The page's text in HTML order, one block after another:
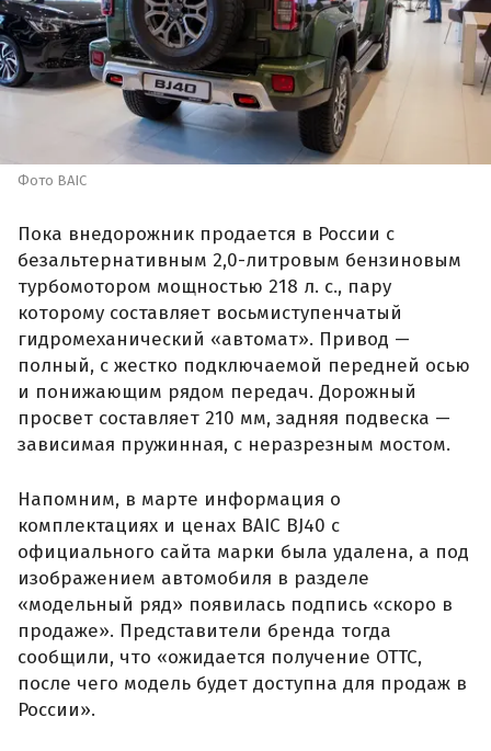
Фото BAIC
Пока внедорожник продается в России с
безальтернативным 2,0-литровым бензиновым
турбомотором мощностью 218 л. с., пару
которому составляет восьмиступенчатый
гидромеханический «автомат». Привод —
полный, с жестко подключаемой передней осью
и понижающим рядом передач. Дорожный
просвет составляет 210 мм, задняя подвеска —
зависимая пружинная, с неразрезным мостом.
Напомним, в марте информация о
комплектациях и ценах BAIC BJ40 с
официального сайта марки была удалена, а под
изображением автомобиля в разделе
«модельный ряд» появилась подпись «скоро в
продаже». Представители бренда тогда
сообщили, что «ожидается получение ОТТС,
после чего модель будет доступна для продаж в
России».